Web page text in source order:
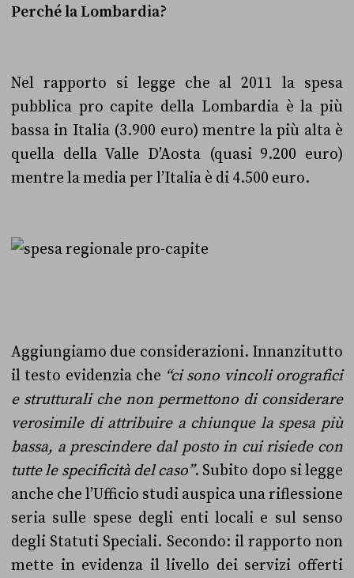
Perché la Lombardia?
Nel rapporto si legge che al 2011 la spesa
pubblica pro capite della Lombardia è la più
bassa in Italia (3.900 euro) mentre la più alta è
quella della Valle D’Aosta (quasi 9.200 euro)
mentre la media per l’Italia è di 4.500 euro.
Aggiungiamo due considerazioni. Innanzitutto
il testo evidenzia che “ci sono vincoli orografici
e strutturali che non permettono di considerare
verosimile di attribuire a chiunque la spesa più
bassa, a prescindere dal posto in cui risiede con
tutte le specificità del caso”. Subito dopo si legge
anche che l’Ufficio studi auspica una riflessione
seria sulle spese degli enti locali e sul senso
degli Statuti Speciali. Secondo: il rapporto non
mette in evidenza il livello dei servizi offerti